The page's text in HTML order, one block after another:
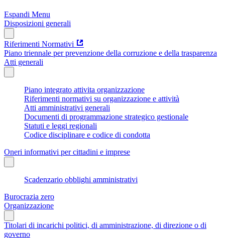
Espandi Menu
Disposizioni generali
Riferimenti Normativi
Piano triennale per prevenzione della corruzione e della trasparenza
Atti generali
Piano integrato attivita organizzazione
Riferimenti normativi su organizzazione e attività
Atti amministrativi generali
Documenti di programmazione strategico gestionale
Statuti e leggi regionali
Codice disciplinare e codice di condotta
Oneri informativi per cittadini e imprese
Scadenzario obblighi amministrativi
Burocrazia zero
Organizzazione
Titolari di incarichi politici, di amministrazione, di direzione o di
governo